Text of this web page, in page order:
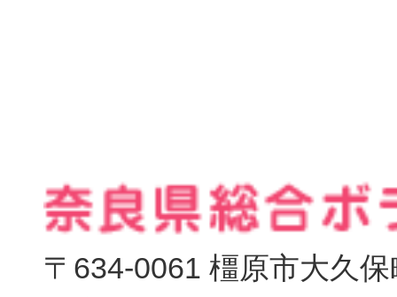
〒634-0061 橿原市大久